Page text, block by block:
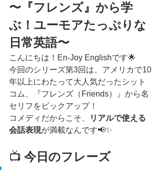
〜『フレンズ』から学
ぶ！ユーモアたっぷりな
日常英語〜
こんにちは！En-Joy Englishです🌟
今回のシリーズ第3回は、アメリカで10
年以上にわたって大人気だったシット
コム、『フレンズ（Friends）』から名
セリフをピックアップ！
コメディだからこそ、
リアルで使える
会話表現が満載なんです📢✨
📺 今日のフレーズ